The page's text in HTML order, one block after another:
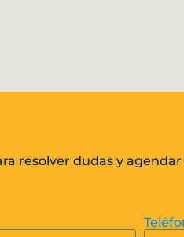
resolver dudas y